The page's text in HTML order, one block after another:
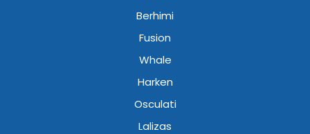
Berhimi
Fusion
Whale
Harken
Osculati
Lalizas